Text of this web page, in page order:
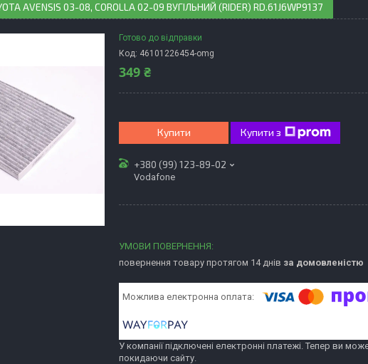
AVENSIS 03-08, COROLLA 02-09 ВУГІЛЬНИЙ (RIDER) RD.61J6WP9137
Готово до відправки
Код: 46101226454-omg
349 ₴
Купити Купити з
+380 (99) 123-89-02
Vodafone
повернення товару протягом 14 днів за домовленістю
У компанії підключені електронні платежі. Тепер ви
покидаючи сайту.